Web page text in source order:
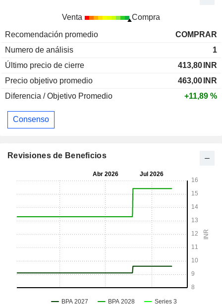
Venta Compra
Recomendación promedio
COMPRAR
Numero de análisis
1
Último precio de cierre
413,80 INR
Precio objetivo promedio
463,00 INR
Diferencia / Objetivo Promedio
+11,89 %
Consenso
Revisiones de Beneficios